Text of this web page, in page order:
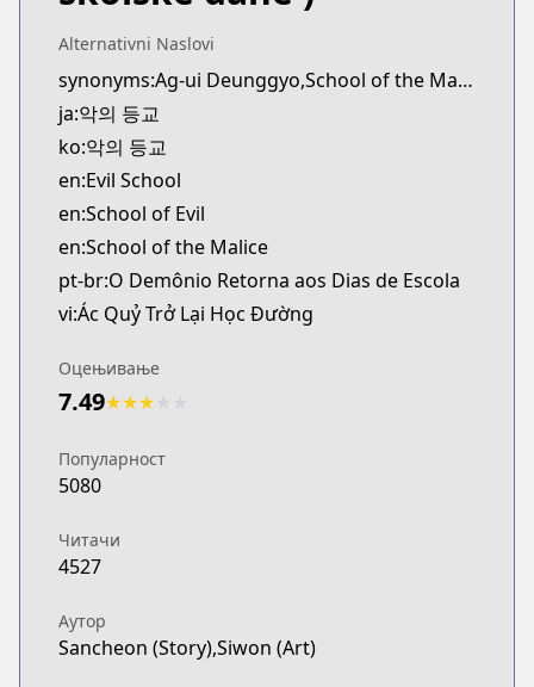
https://www.novelupdates.com/series/school-of-
Alternativni Naslovi
synonyms:Ag-ui Deunggyo,School of the Malice
ja:악의 등교
ko:악의 등교
en:Evil School
en:School of Evil
en:School of the Malice
pt-br:O Demônio Retorna aos Dias de Escola
vi:Ác Quỷ Trở Lại Học Đường
Оцењивање
7.49★★★
Популарност
5080
Читачи
4527
Аутор
Sancheon (Story),Siwon (Art)